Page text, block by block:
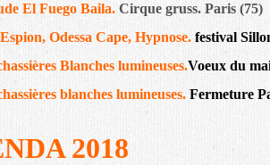
El Fuego Baila. Cirque gruss. Paris (75)
Odessa Cape, Hypnose. festival
Blanches lumineuses.Voeux du
blanches lumineuses. Fermeture
2018